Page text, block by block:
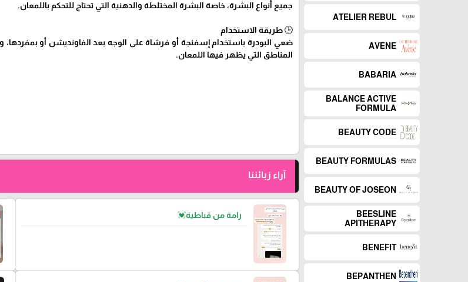
ATELIER REBUL
AVENE
BABARIA
BALANCE ACTIVE
FORMULA
BEAUTY CODE
BEAUTY FORMULAS
BEAUTY OF JOSEON
BEESLINE
APITHERAPY
BENEFIT
BEPANTHEN
جميع أنواع البشرة، خاصة البشرة المختلطة والدهنية التي تحتاج للتحكم باللمعان.
🕒 طريقة الاستخدام
ضعي البودرة باستخدام إسفنجة أو فرشاة على الوجه بعد الفاونديشن أو بمفردها،
المناطق التي يظهر فيها اللمعان.
آراء زبائننا
رامة من قباطية💓